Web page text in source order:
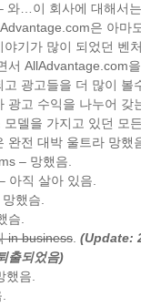
와…이 회사에 대해서
은 아마
야기가 많이 되었던 벤
서 AllAdvantage.com
광고들을 더 많이 볼
광고 수익을 나누어 갖
델을 가지고 있던 모
완전 대박 울트라 망했
– 망했음.
아직 살아 있음.
했슴.
슴.
in business. (Update:
출되었음)
했음.